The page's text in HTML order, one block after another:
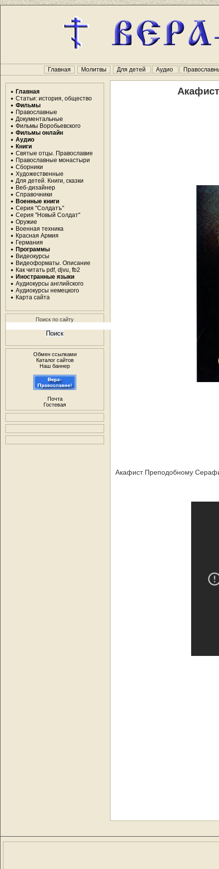
Главная Молитвы Для детей Аудио
Главная
Статьи: история, общество
Фильмы
Православные
Документальные
Фильмы Воробьевского
Фильмы онлайн
Аудио
Книги
Святые отцы. Православие
Православные монастыри
Сборники
Художественные
Для детей. Книги, сказки
Веб-дизайнер
Справочники
Военные книги
Серия "Солдатъ"
Серия "Новый Солдат"
Оружие
Военная техника
Красная Армия
Германия
Программы
Видеокурсы
Видеоформаты. Описание
Как читать pdf, djvu, fb2
Иностранные языки
Аудиокурсы английского
Аудиокурсы немецкого
Карта сайта
Поиск по сайту
Обмен ссылками
Каталог сайтов
Наш баннер
Почта
Гостевая
Акафист Преподобному